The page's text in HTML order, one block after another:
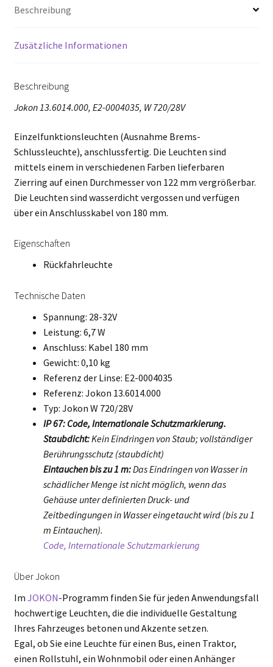
Beschreibung
Zusätzliche Informationen
Beschreibung
Jokon 13.6014.000, E2-0004035, W 720/28V
Einzelfunktionsleuchten (Ausnahme Brems-
Schlussleuchte), anschlussfertig. Die Leuchten sind
mittels einem in verschiedenen Farben lieferbaren
Zierring auf einen Durchmesser von 122 mm vergrößerbar.
Die Leuchten sind wasserdicht vergossen und verfügen
über ein Anschlusskabel von 180 mm.
Eigenschaften
Rückfahrleuchte
Technische Daten
Spannung: 28-32V
Leistung: 6,7 W
Anschluss: Kabel 180 mm
Gewicht: 0,10 kg
Referenz der Linse: E2-0004035
Referenz: Jokon 13.6014.000
Typ: Jokon W 720/28V
IP 67: Code, Internationale Schutzmarkierung.
Staubdicht:Kein Eindringen von Staub; vollständiger
Berührungsschutz (staubdicht)
Eintauchen bis zu 1 m:Das Eindringen von Wasser in
schädlicher Menge ist nicht möglich, wenn das
Gehäuse unter definierten Druck- und
Zeitbedingungen in Wasser eingetaucht wird (bis zu 1
m Eintauchen).
Code, Internationale Schutzmarkierung
Über Jokon
Im JOKON-Programm finden Sie für jeden Anwendungsfall
hochwertige Leuchten, die die individuelle Gestaltung
Ihres Fahrzeuges betonen und Akzente setzen.
Egal, ob Sie eine Leuchte für einen Bus, einen Traktor,
einen Rollstuhl, ein Wohnmobil oder einen Anhänger